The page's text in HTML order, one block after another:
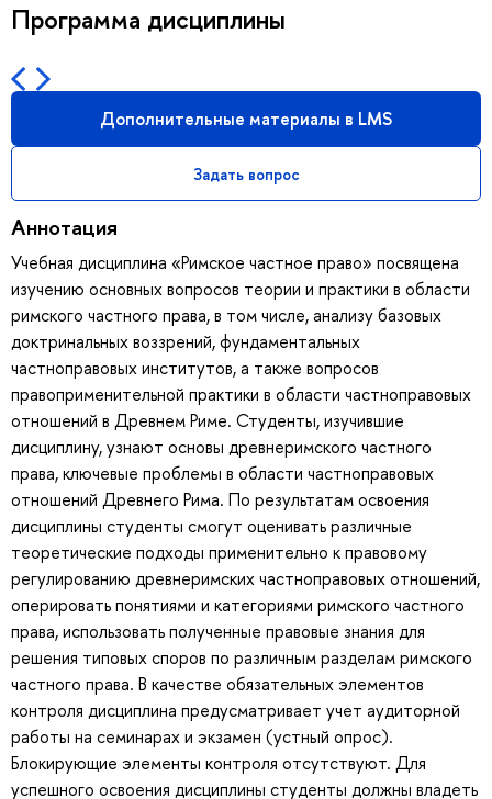
Программа дисциплины
Дополнительные материалы в LMS
Задать вопрос
Аннотация
Учебная дисциплина «Римское частное право» посвящена
изучению основных вопросов теории и практики в области
римского частного права, в том числе, анализу базовых
доктринальных воззрений, фундаментальных
частноправовых институтов, а также вопросов
правоприменительной практики в области частноправовых
отношений в Древнем Риме. Студенты, изучившие
дисциплину, узнают основы древнеримского частного
права, ключевые проблемы в области частноправовых
отношений Древнего Рима. По результатам освоения
дисциплины студенты смогут оценивать различные
теоретические подходы применительно к правовому
регулированию древнеримских частноправовых отношений,
оперировать понятиями и категориями римского частного
права, использовать полученные правовые знания для
решения типовых споров по различным разделам римского
частного права. В качестве обязательных элементов
контроля дисциплина предусматривает учет аудиторной
работы на семинарах и экзамен (устный опрос).
Блокирующие элементы контроля отсутствуют. Для
успешного освоения дисциплины студенты должны владеть